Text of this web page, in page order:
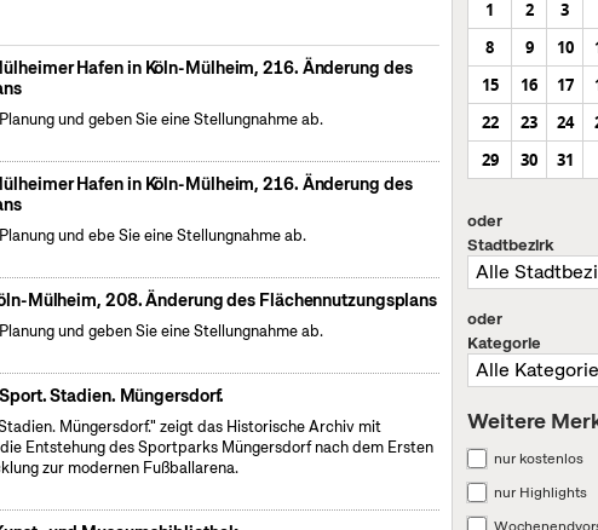
Hafen in Köln-Mülheim, 216. Änderung des
und geben Sie eine Stellungnahme ab.
Hafen in Köln-Mülheim, 216. Änderung des
und ebe Sie eine Stellungnahme ab.
Mülheim, 208. Änderung des Flächennutzungsplans
und geben Sie eine Stellungnahme ab.
Stadien. Müngersdorf.
Müngersdorf." zeigt das Historische Archiv mit
Entstehung des Sportparks Müngersdorf nach dem Ersten
zur modernen Fußballarena.
1
2 3
8
9 10
15
16 17
22
23 24
29
30 31
oder
Stadtbezirk
oder
Kategorie
Weitere
nur kostenlos
nur Highlights